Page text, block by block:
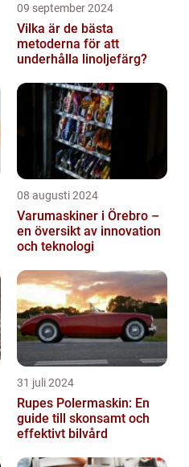
09 september 2024
Vilka är de bästa
metoderna för att
underhålla linoljefärg?
08 augusti 2024
Varumaskiner i Örebro –
en översikt av innovation
och teknologi
31 juli 2024
Rupes Polermaskin: En
guide till skonsamt och
effektivt bilvård